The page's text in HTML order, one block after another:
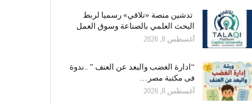
تدشين منصة «تلاقي» رسميا لربط
البحث العلمي بالصناعة وسوق العمل
أغسطس 8, 2026
“ادارة الغضب والبعد عن العنف ” ..ندوة
فى مكتبة مصر…
أغسطس 8, 2026